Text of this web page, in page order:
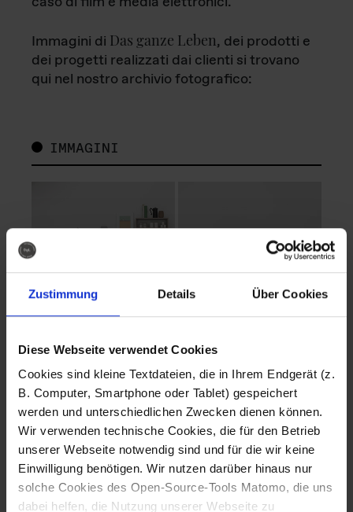
Zustimmung Details Über Cookies
Diese Webseite verwendet Cookies
Cookies sind kleine Textdateien, die in Ihrem Endgerät (z.
B. Computer, Smartphone oder Tablet) gespeichert
werden und unterschiedlichen Zwecken dienen können.
Wir verwenden technische Cookies, die für den Betrieb
unserer Webseite notwendig sind und für die wir keine
Einwilligung benötigen. Wir nutzen darüber hinaus nur
solche Cookies des Open-Source-Tools Matomo, die uns
dabei helfen, die Nutzung unserer Webseite zu
Immagini di Das ganze Leben, dei prodotti e
dei progetti realizzati dai clienti si trovano
qui nel nostro archivio fotografico:
IMMAGINI
Fotografo: Lorenz
Sternbach
Download
Fotografo: Lorenz
Sternbach
Download